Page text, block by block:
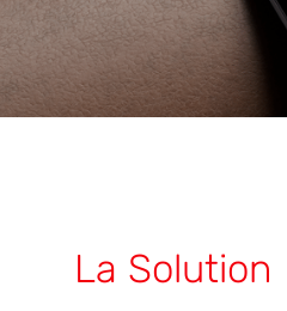
La Solution